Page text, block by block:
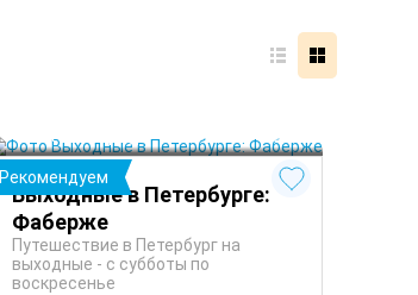
Санкт-Петербург
Рекомендуем
Весна
Выходные в Петербурге:
Фаберже
Путешествие в Петербург на
выходные - с субботы по
воскресенье